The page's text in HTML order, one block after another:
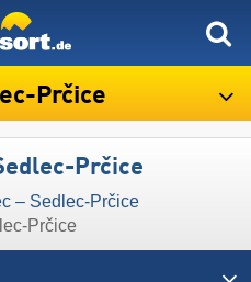
Prčice
Prčice
– Sedlec-Prčice
Prčice